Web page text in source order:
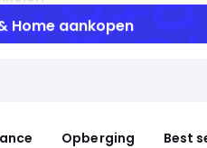
Home aankopen
Opberging Best